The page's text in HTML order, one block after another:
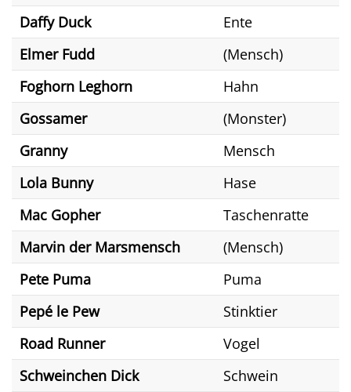
Daffy Duck
Ente
Elmer Fudd
(Mensch)
Foghorn Leghorn
Hahn
Gossamer
(Monster)
Granny
Mensch
Lola Bunny
Hase
Mac Gopher
Taschenratte
Marvin der Marsmensch
(Mensch)
Pete Puma
Puma
Pepé le Pew
Stinktier
Road Runner
Vogel
Schweinchen Dick
Schwein